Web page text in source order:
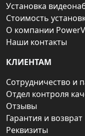
Установка
Стоимость
О компании
Наши контакты
КЛИЕНТАМ
Сотрудничество и
Отдел контроля
Отзывы
Гарантия и возврат
Реквизиты